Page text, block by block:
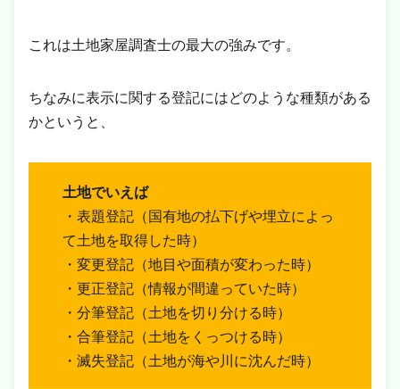
これは土地家屋調査士の最大の強みです。
ちなみに表示に関する登記にはどのような種類がある
かというと、
土地でいえば
・表題登記（国有地の払下げや埋立によっ
て土地を取得した時）
・変更登記（地目や面積が変わった時）
・更正登記（情報が間違っていた時）
・分筆登記（土地を切り分ける時）
・合筆登記（土地をくっつける時）
・滅失登記（土地が海や川に沈んだ時）